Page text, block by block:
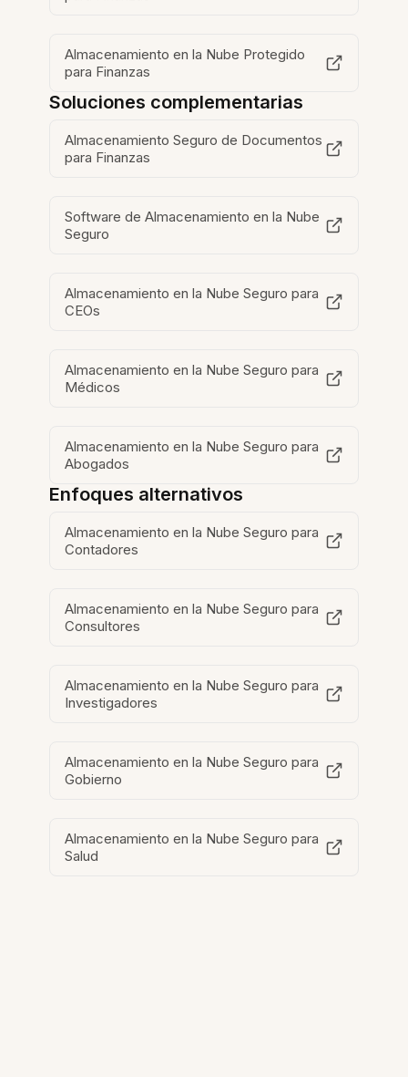
Almacenamiento en la Nube Protegido
para Finanzas
Soluciones complementarias
Almacenamiento Seguro de Documentos
para Finanzas
Software de Almacenamiento en la Nube
Seguro
Almacenamiento en la Nube Seguro para
CEOs
Almacenamiento en la Nube Seguro para
Médicos
Almacenamiento en la Nube Seguro para
Abogados
Enfoques alternativos
Almacenamiento en la Nube Seguro para
Contadores
Almacenamiento en la Nube Seguro para
Consultores
Almacenamiento en la Nube Seguro para
Investigadores
Almacenamiento en la Nube Seguro para
Gobierno
Almacenamiento en la Nube Seguro para
Salud